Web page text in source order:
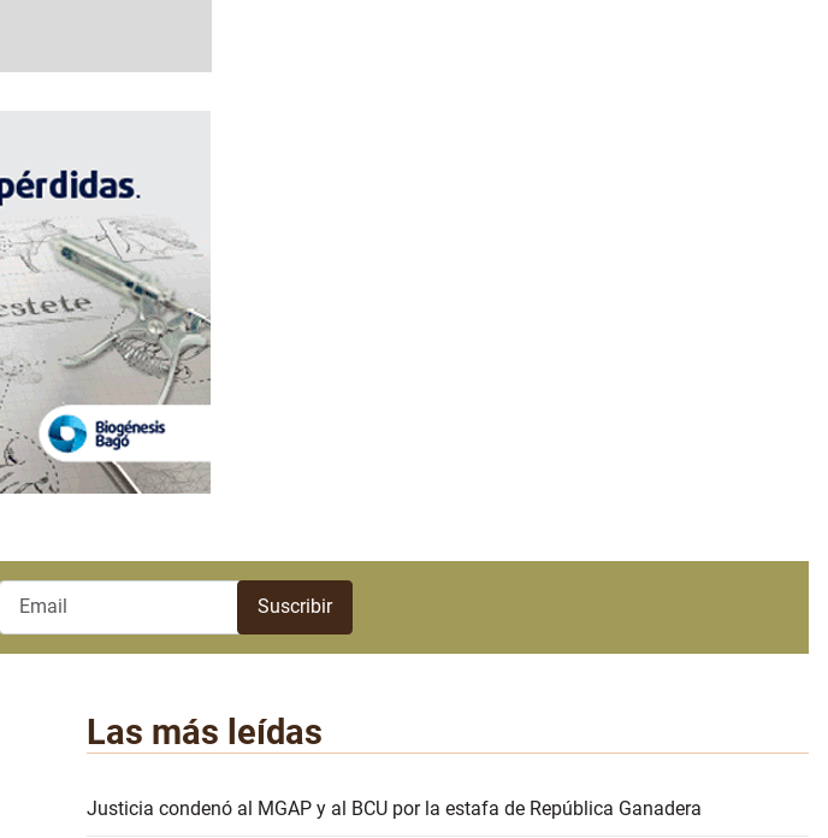
Las más leídas
Justicia condenó al MGAP y al BCU por la estafa de República Ganadera